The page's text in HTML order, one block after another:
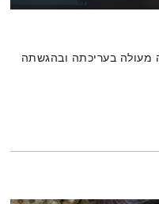
מעולה בעריכתה ובהגשתה